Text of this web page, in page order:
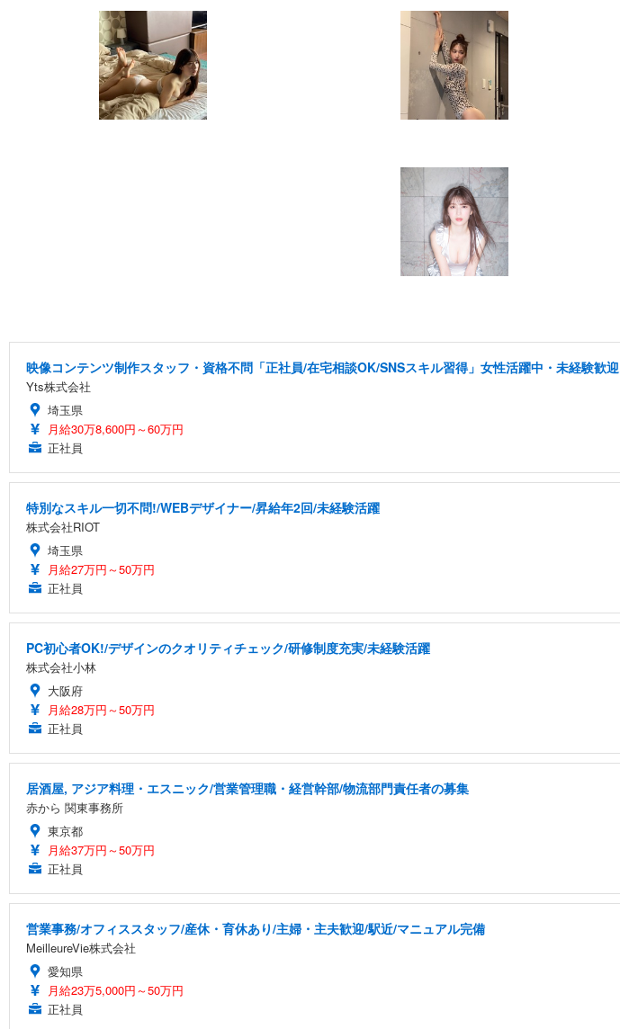
映像コンテンツ制作スタッフ・資格不問「正社員/在宅相談OK/SNSスキル習得」女性活躍中・未経験歓迎
Yts株式会社
埼玉県
月給30万8,600円～60万円
正社員
特別なスキル一切不問!/WEBデザイナー/昇給年2回/未経験活躍
株式会社RIOT
埼玉県
月給27万円～50万円
正社員
PC初心者OK!/デザインのクオリティチェック/研修制度充実/未経験活躍
株式会社小林
大阪府
月給28万円～50万円
正社員
居酒屋, アジア料理・エスニック/営業管理職・経営幹部/物流部門責任者の募集
赤から 関東事務所
東京都
月給37万円～50万円
正社員
営業事務/オフィススタッフ/産休・育休あり/主婦・主夫歓迎/駅近/マニュアル完備
MeilleureVie株式会社
愛知県
月給23万5,000円～50万円
正社員